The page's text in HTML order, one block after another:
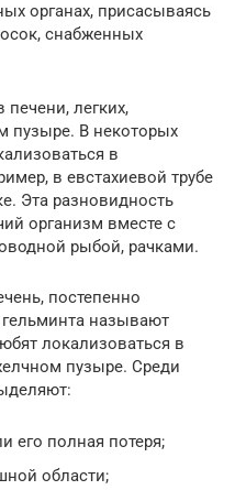
органах, присасываясь
снабженных
легких,
пузыре. В некоторых
в
в евстахиевой трубе
Эта разновидность
организм вместе с
рыбой, рачками.
постепенно
гельминта называют
локализоваться в
пузыре. Среди
его полная потеря;
области;